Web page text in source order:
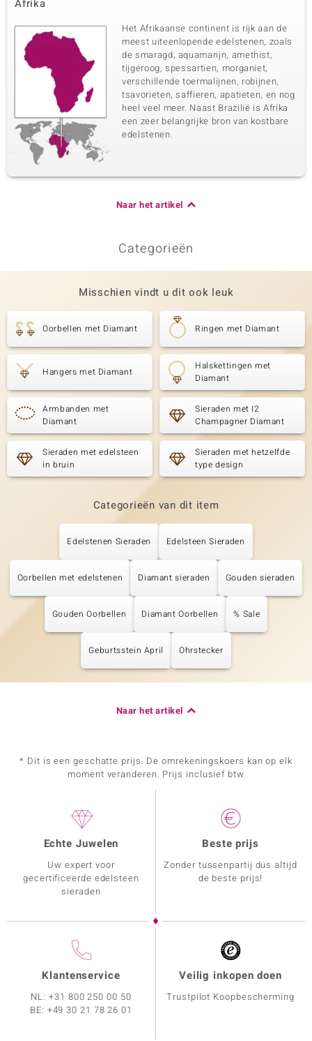
Afrika
Het Afrikaanse continent is rijk aan de
meest uiteenlopende edelstenen, zoals
de smaragd, aquamarijn, amethist,
tijgeroog, spessartien, morganiet,
verschillende toermalijnen, robijnen,
tsavorieten, saffieren, apatieten, en nog
heel veel meer. Naast Brazilië is Afrika
een zeer belangrijke bron van kostbare
edelstenen.
Naar het artikel
Categorieën
Misschien vindt u dit ook leuk
Oorbellen met Diamant Ringen met Diamant
Hangers met Diamant
Halskettingen met
Diamant
Armbanden met
Diamant
Sieraden met I2
Champagner Diamant
Sieraden met edelsteen
in bruin
Sieraden met hetzelfde
type design
Categorieën van dit item
Edelstenen Sieraden Edelsteen Sieraden
Oorbellen met edelstenen Diamant sieraden Gouden sieraden
Gouden Oorbellen Diamant Oorbellen % Sale
Geburtsstein April Ohrstecker
Naar het artikel
* Dit is een geschatte prijs. De omrekeningskoers kan op elk
moment veranderen. Prijs inclusief btw
Echte Juwelen
Uw expert voor
gecertificeerde edelsteen
sieraden
Beste prijs
Zonder tussenpartij dus altijd
de beste prijs!
Klantenservice
NL:+31 800 250 00 50
BE: +49 30 21 78 26 01
Veilig inkopen doen
Trustpilot Koopbescherming